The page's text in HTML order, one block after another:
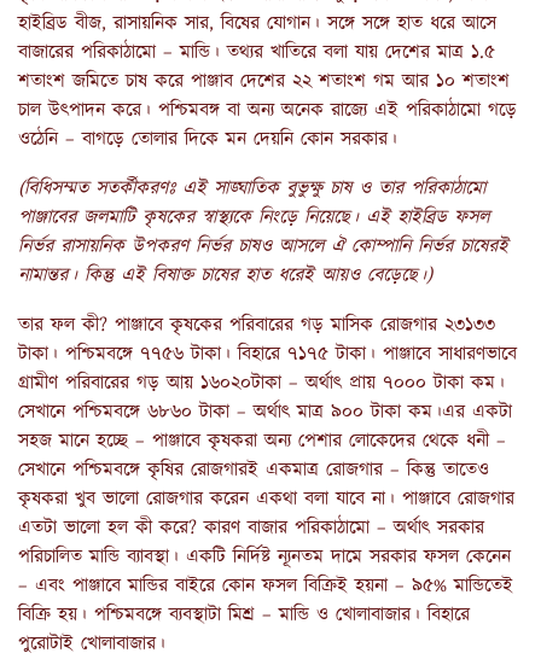
হাইব্রিড বীজ, রাসায়নিক সার, বিষের যোগান। সঙ্গে সঙ্গে হাত ধরে আসে
বাজারের পরিকাঠামো – মান্ডি। তথ্যর খাতিরে বলা যায় দেশের মাত্র ১.৫
শতাংশ জমিতে চাষ করে পাঞ্জাব দেশের ২২ শতাংশ গম আর ১০ শতাংশ
চাল উৎপাদন করে। পশ্চিমবঙ্গ বা অন্য অনেক রাজ্যে এই পরিকাঠামো গড়ে
ওঠেনি – বাগড়ে তোলার দিকে মন দেয়নি কোন সরকার।
(বিধিসম্মত সতর্কীকরণঃ এই সাঙ্ঘাতিক বুভুক্ষু চাষ ও তার পরিকাঠামো
পাঞ্জাবের জলমাটি কৃষকের স্বাস্থ্যকে নিংড়ে নিয়েছে। এই হাইব্রিড ফসল
নির্ভর রাসায়নিক উপকরণ নির্ভর চাষও আসলে ঐ কোম্পানি নির্ভর চাষেরই
নামান্তর। কিন্তু এই বিষাক্ত চাষের হাত ধরেই আয়ও বেড়েছে।)
তার ফল কী? পাঞ্জাবে কৃষকের পরিবারের গড় মাসিক রোজগার ২৩১৩৩
টাকা। পশ্চিমবঙ্গে ৭৭৫৬ টাকা। বিহারে ৭১৭৫ টাকা। পাঞ্জাবে সাধারণভাবে
গ্রামীণ পরিবারের গড় আয় ১৬০২০টাকা – অর্থাৎ প্রায় ৭০০০ টাকা কম।
সেখানে পশ্চিমবঙ্গে ৬৮৬০ টাকা – অর্থাৎ মাত্র ৯০০ টাকা কম।এর একটা
সহজ মানে হচ্ছে – পাঞ্জাবে কৃষকরা অন্য পেশার লোকেদের থেকে ধনী –
সেখানে পশ্চিমবঙ্গে কৃষির রোজগারই একমাত্র রোজগার – কিন্তু তাতেও
কৃষকরা খুব ভালো রোজগার করেন একথা বলা যাবে না। পাঞ্জাবে রোজগার
এতটা ভালো হল কী করে? কারণ বাজার পরিকাঠামো – অর্থাৎ সরকার
পরিচালিত মান্ডি ব্যাবস্থা। একটি নির্দিষ্ট ন্যূনতম দামে সরকার ফসল কেনেন
– এবং পাঞ্জাবে মান্ডির বাইরে কোন ফসল বিক্রিই হয়না – ৯৫% মান্ডিতেই
বিক্রি হয়। পশ্চিমবঙ্গে ব্যবস্থাটা মিশ্র – মান্ডি ও খোলাবাজার। বিহারে
পুরোটাই খোলাবাজার।